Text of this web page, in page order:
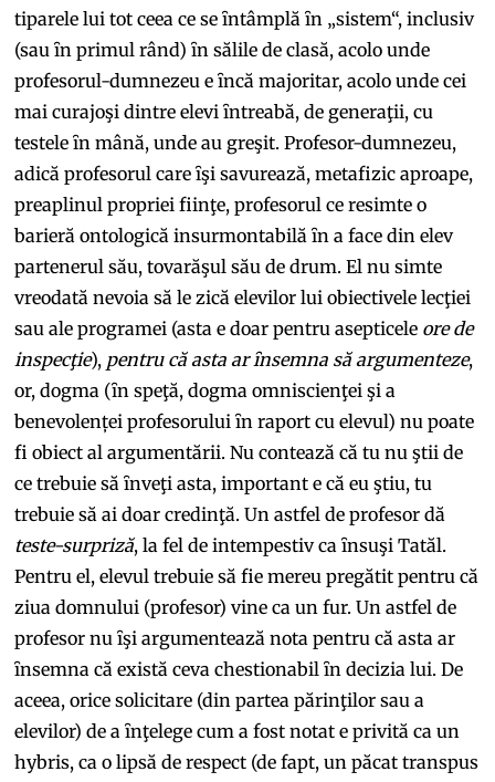
tiparele lui tot ceea ce se ȋntâmplă ȋn „sistem“, inclusiv
(sau ȋn primul rând) ȋn sălile de clasă, acolo unde
profesorul-dumnezeu e ȋncă majoritar, acolo unde cei
mai curajoşi dintre elevi ȋntreabă, de generaţii, cu
testele ȋn mână, unde au greşit. Profesor-dumnezeu,
adică profesorul care ȋşi savurează, metafizic aproape,
preaplinul propriei fiinţe, profesorul ce resimte o
barieră ontologică insurmontabilă ȋn a face din elev
partenerul său, tovarăşul său de drum. El nu simte
vreodată nevoia să le zică elevilor lui obiectivele lecţiei
sau ale programei (asta e doar pentru asepticele ore de
inspecţie), pentru că asta ar ȋnsemna să argumenteze,
or, dogma (ȋn speţă, dogma omniscienţei şi a
benevolenței profesorului ȋn raport cu elevul) nu poate
fi obiect al argumentării. Nu contează că tu nu ştii de
ce trebuie să ȋnveţi asta, important e că eu ştiu, tu
trebuie să ai doar credinţă. Un astfel de profesor dă
teste-surpriză, la fel de intempestiv ca ȋnsuşi Tatăl.
Pentru el, elevul trebuie să fie mereu pregătit pentru că
ziua domnului (profesor) vine ca un fur. Un astfel de
profesor nu ȋşi argumentează nota pentru că asta ar
ȋnsemna că există ceva chestionabil ȋn decizia lui. De
aceea, orice solicitare (din partea părinţilor sau a
elevilor) de a ȋnţelege cum a fost notat e privită ca un
hybris, ca o lipsă de respect (de fapt, un păcat transpus